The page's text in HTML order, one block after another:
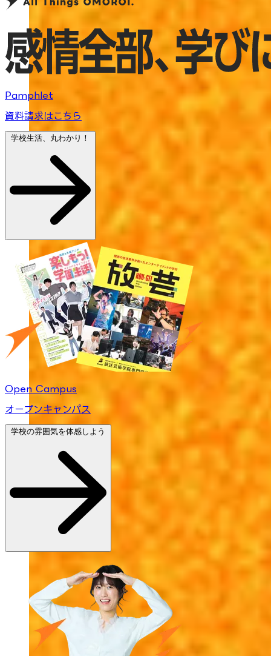
Pamphlet
資料請求はこちら
学校生活、丸わかり！
Open Campus
オープンキャンパス
学校の雰囲気を体感しよう